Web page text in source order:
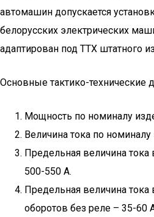
автомашин допускается
белорусских электрических
адаптирован под ТТХ штатного
Основные тактико-технические
Мощность по номиналу
Величина тока по
Предельная величина тока
500-550 А.
Предельная величина
оборотов без реле – 35-60